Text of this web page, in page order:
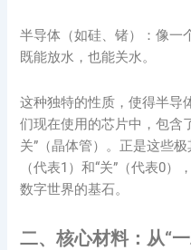
半导体（如硅、锗）：像一
既能放水，也能关水。
这种独特的性质，使得半导
们现在使用的芯片中，包含
关”（晶体管）。正是这些
（代表1）和“关”（代表0
数字世界的基石。
二、核心材料：从“